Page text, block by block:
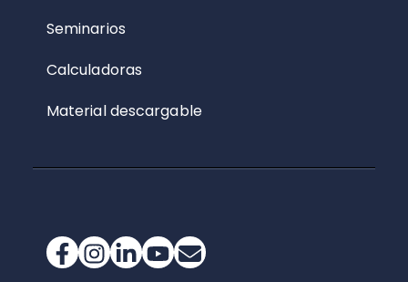
Seminarios
Calculadoras
Material descargable